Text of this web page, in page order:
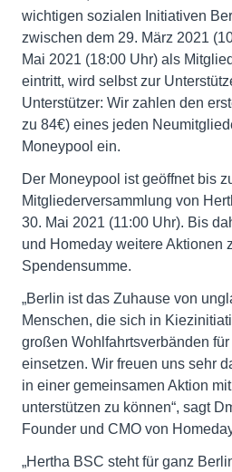
wichtigen sozialen Initiativen
zwischen dem 29. März 2021
Mai 2021 (18:00 Uhr) als
eintritt, wird selbst zur
Unterstützer: Wir zahlen den
zu 84€) eines jeden
Moneypool ein.
Der Moneypool ist geöffnet bis
Mitgliederversammlung von
30. Mai 2021 (11:00 Uhr). Bis
und Homeday weitere Aktionen
Spendensumme.
„Berlin ist das Zuhause von
Menschen, die sich in
großen Wohlfahrtsverbänden
einsetzen. Wir freuen uns sehr
in einer gemeinsamen Aktion
unterstützen zu können“, sagt
Founder und CMO von
„Hertha BSC steht für ganz